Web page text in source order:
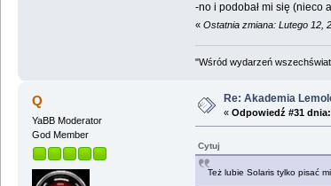
-no i podobał mi się (nieco
« Ostatnia zmiana: Lutego 12,
"Wśród wydarzeń
Q
YaBB Moderator
God Member
Re: Akademia
« Odpowiedź #31 dnia:
Cytuj
Też lubie Solaris tylko pisać